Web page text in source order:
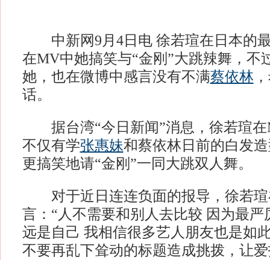
中新网9月4日电 徐若瑄在日本的
在MV中她搞笑与“金刚”大跳辣舞，不
她，也在微博中感言没有不满蔡依林
话。
据台湾“今日新闻”消息，徐若瑄在
不仅有学张惠妹和蔡依林日前的白发
更搞笑地请“金刚”一同大跳双人舞。
对于近日连连负面的报导，徐若瑄
言：“人不需要和别人去比较 因为最严
远是自己 我相信很多艺人朋友也是如
不要再乱下耸动的标题造成挑拨，让